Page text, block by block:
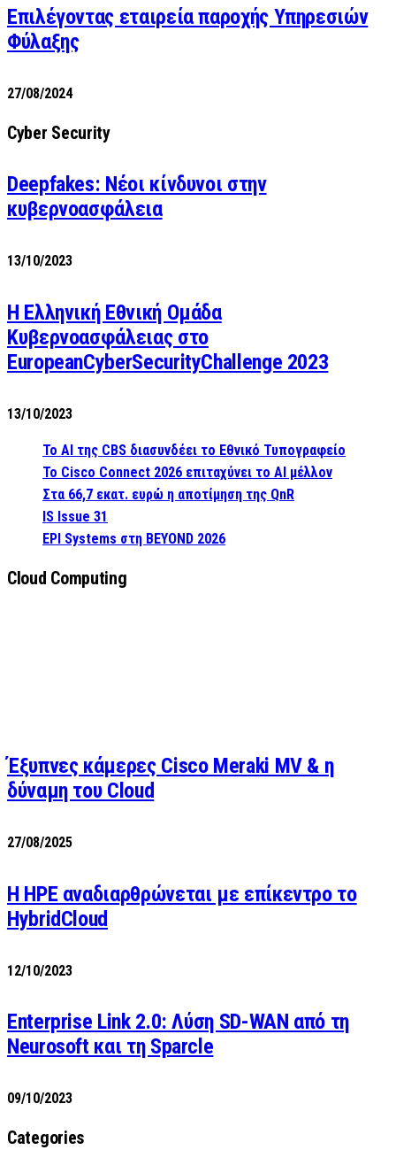
Επιλέγοντας εταιρεία παροχής Υπηρεσιών
Φύλαξης
27/08/2024
Cyber Security
Deepfakes: Νέοι κίνδυνοι στην
κυβερνοασφάλεια
13/10/2023
Η Ελληνική Εθνική Ομάδα
Κυβερνοασφάλειας στο
EuropeanCyberSecurityChallenge 2023
13/10/2023
Το AI της CBS διασυνδέει το Εθνικό Τυπογραφείο
Το Cisco Connect 2026 επιταχύνει το AI μέλλον
Στα 66,7 εκατ. ευρώ η αποτίμηση της QnR
IS Issue 31
EPI Systems στη BEYOND 2026
Cloud Computing
Έξυπνες κάμερες Cisco Meraki MV & η
δύναμη του Cloud
27/08/2025
H HPE αναδιαρθρώνεται με επίκεντρο το
HybridCloud
12/10/2023
Enterprise Link 2.0: Λύση SD-WAN από τη
Neurosoft και τη Sparcle
09/10/2023
Categories